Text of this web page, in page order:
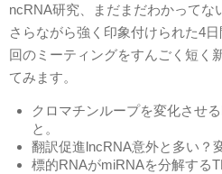
ncRNA研究、まだまだわかってな
さらながら強く印象付けられた4
回のミーティングをすんごく短く
てみます。
クロマチンループを変化させ
と。
翻訳促進lncRNA意外と多い？
標的RNAがmiRNAを分解する